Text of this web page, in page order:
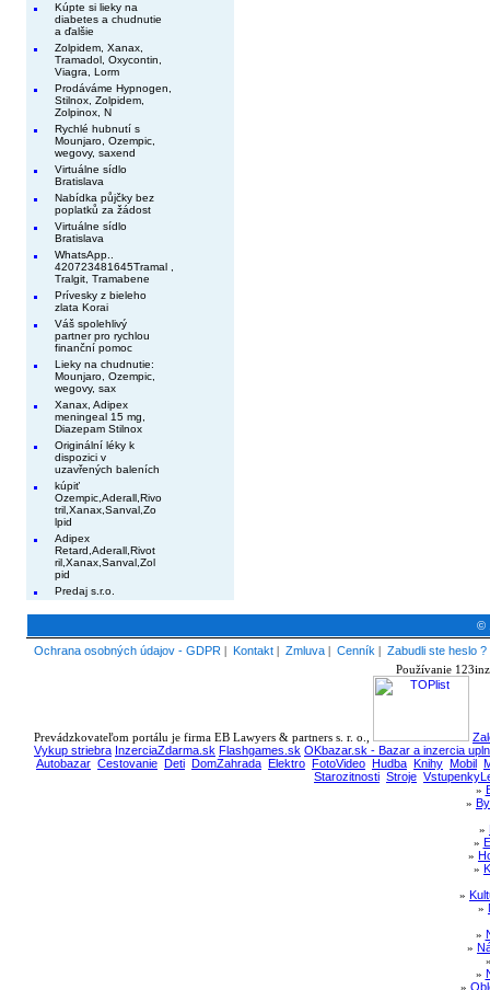
Kúpte si lieky na
diabetes a chudnutie
a ďalšie
Zolpidem, Xanax,
Tramadol, Oxycontin,
Viagra, Lorm
Prodáváme Hypnogen,
Stilnox, Zolpidem,
Zolpinox, N
Rychlé hubnutí s
Mounjaro, Ozempic,
wegovy, saxend
Virtuálne sídlo
Bratislava
Nabídka půjčky bez
poplatků za žádost
Virtuálne sídlo
Bratislava
WhatsApp..
420723481645Tramal ,
Tralgit, Tramabene
Prívesky z bieleho
zlata Korai
Váš spolehlivý
partner pro rychlou
finanční pomoc
Lieky na chudnutie:
Mounjaro, Ozempic,
wegovy, sax
Xanax, Adipex
meningeal 15 mg,
Diazepam Stilnox
Originální léky k
dispozici v
uzavřených baleních
kúpiť
Ozempic,Aderall,Rivo
tril,Xanax,Sanval,Zo
lpid
Adipex
Retard,Aderall,Rivot
ril,Xanax,Sanval,Zol
pid
Predaj s.r.o.
©
Ochrana osobných údajov - GDPR | Kontakt | Zmluva | Cenník | Zabudli ste heslo ?
Používanie
Prevádzkovateľom portálu je firma EB Lawyers & partners s. r. o.,
Vykup striebra InzerciaZdarma.sk Flashgames.sk OKbazar.sk - Bazar a inzercia
Autobazar Cestovanie Deti DomZahrada Elektro FotoVideo Hudba Knihy Mobil
Starozitnosti Stroje
»
»
»
»
»
»
»
»
»
»
»
»